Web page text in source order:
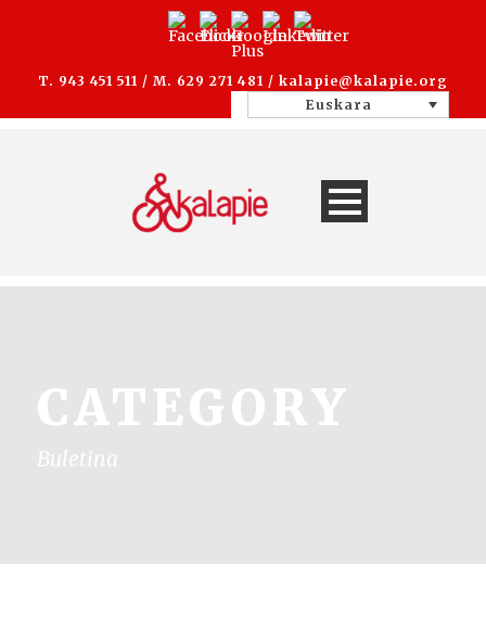
T. 943 451 511 / M. 629 271 481 / kalapie@kalapie.org
Euskara
CATEGORY
Buletina